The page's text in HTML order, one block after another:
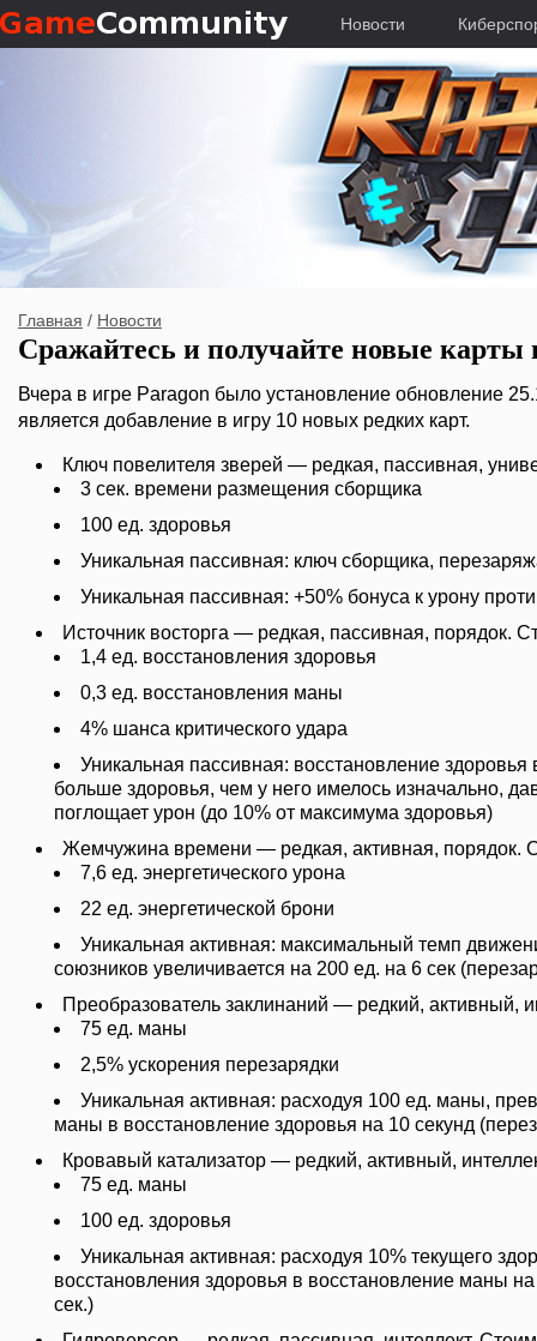
Новости
Главная / Новости
Сражайтесь и получайте новые карты
Вчера в игре Paragon было установление обновление
является добавление в игру 10 новых редких карт.
Ключ повелителя зверей — редкая, пассивная,
3 сек. времени размещения сборщика
100 ед. здоровья
Уникальная пассивная: ключ сборщика,
Уникальная пассивная: +50% бонуса к урону
Источник восторга — редкая, пассивная, порядок.
1,4 ед. восстановления здоровья
0,3 ед. восстановления маны
4% шанса критического удара
Уникальная пассивная: восстановление
больше здоровья, чем у него имелось изначально,
поглощает урон (до 10% от максимума здоровья)
Жемчужина времени — редкая, активная, порядок.
7,6 ед. энергетического урона
22 ед. энергетической брони
Уникальная активная: максимальный темп
союзников увеличивается на 200 ед. на 6 сек
Преобразователь заклинаний — редкий, активный,
75 ед. маны
2,5% ускорения перезарядки
Уникальная активная: расходуя 100 ед. маны,
маны в восстановление здоровья на 10 секунд
Кровавый катализатор — редкий, активный,
75 ед. маны
100 ед. здоровья
Уникальная активная: расходуя 10% текущего
восстановления здоровья в восстановление маны
сек.)